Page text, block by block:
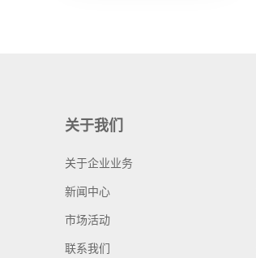
关于我们
关于企业业务
新闻中心
市场活动
联系我们